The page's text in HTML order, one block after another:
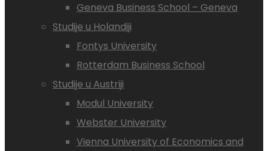
Geneva Business School – Geneva
Studije u Holandiji
Fontys University
Rotterdam Business School
Studije u Austriji
Modul University
Webster University
Vienna University of Economics and